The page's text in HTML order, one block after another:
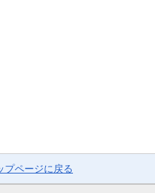
プページに戻る